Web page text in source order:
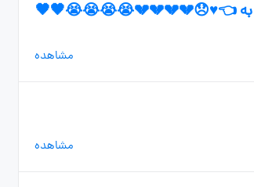
به 👈♥️😞💔💔💔💔😭😭😭😭🖤🖤
مشاهده
مشاهده